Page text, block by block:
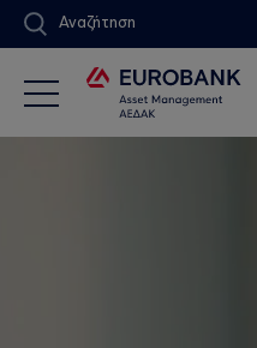
Αναζήτηση